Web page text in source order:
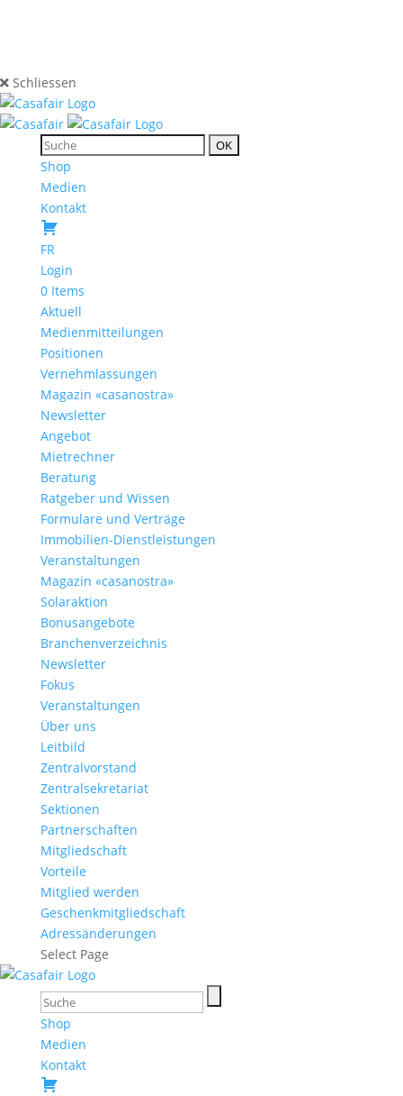
Schliessen
Shop
Medien
Kontakt
FR
Login
0 Items
Aktuell
Medienmitteilungen
Positionen
Vernehmlassungen
Magazin «casanostra»
Newsletter
Angebot
Mietrechner
Beratung
Ratgeber und Wissen
Formulare und Verträge
Immobilien-Dienstleistungen
Veranstaltungen
Magazin «casanostra»
Solaraktion
Bonusangebote
Branchenverzeichnis
Newsletter
Fokus
Veranstaltungen
Über uns
Leitbild
Zentralvorstand
Zentralsekretariat
Sektionen
Partnerschaften
Mitgliedschaft
Vorteile
Mitglied werden
Geschenkmitgliedschaft
Adressänderungen
Select Page
Shop
Medien
Kontakt